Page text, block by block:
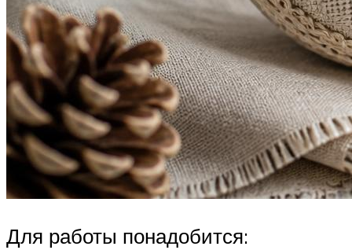
Для работы понадобится: